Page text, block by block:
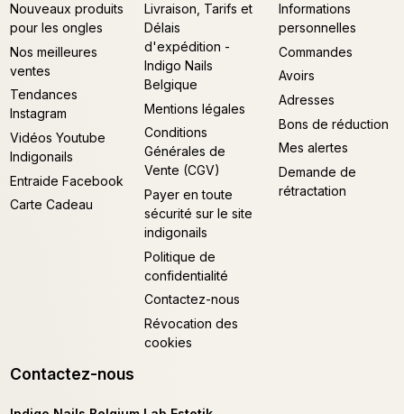
Nouveaux produits
pour les ongles
Nos meilleures
ventes
Tendances
Instagram
Vidéos Youtube
Indigonails
Entraide Facebook
Carte Cadeau
Livraison, Tarifs et
Délais
d'expédition -
Indigo Nails
Belgique
Mentions légales
Conditions
Générales de
Vente (CGV)
Payer en toute
sécurité sur le site
indigonails
Politique de
confidentialité
Contactez-nous
Révocation des
cookies
Informations
personnelles
Commandes
Avoirs
Adresses
Bons de réduction
Mes alertes
Demande de
rétractation
Contactez-nous